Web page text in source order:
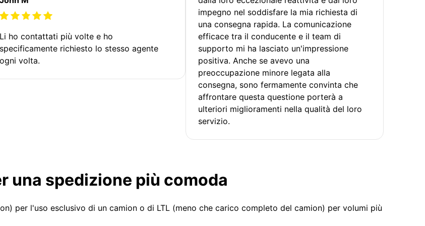
Li ho contattati più volte e ho
specificamente richiesto lo stesso agente
ogni volta.
impegno nel soddisfare la mia richiesta di
una consegna rapida. La comunicazione
efficace tra il conducente e il team di
supporto mi ha lasciato un'impressione
positiva. Anche se avevo una
preoccupazione minore legata alla
consegna, sono fermamente convinta che
affrontare questa questione porterà a
ulteriori miglioramenti nella qualità del loro
servizio.
una spedizione più comoda
per l'uso esclusivo di un camion o di LTL (meno che carico completo del camion) per volumi più